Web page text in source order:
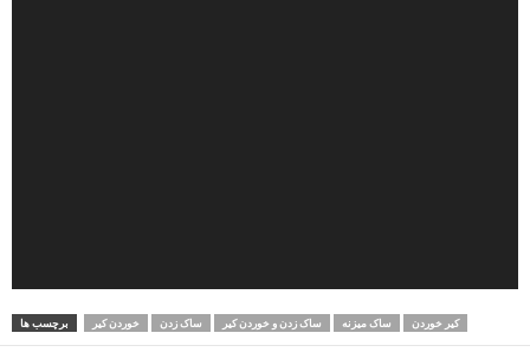
برچسب ها خوردن کیر ساک زدن ساک زدن و خوردن کیر ساک میزنه کیر خوردن